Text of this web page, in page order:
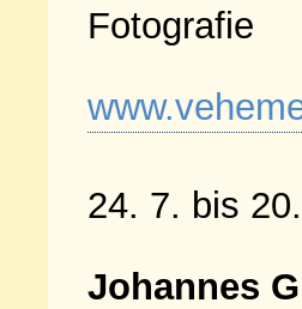
Fotografie
24. 7. bis
Johannes